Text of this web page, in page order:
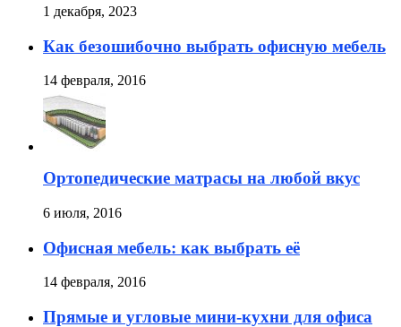
1 декабря, 2023
Как безошибочно выбрать офисную мебель
14 февраля, 2016
Ортопедические матрасы на любой вкус
6 июля, 2016
Офисная мебель: как выбрать её
14 февраля, 2016
Прямые и угловые мини-кухни для офиса